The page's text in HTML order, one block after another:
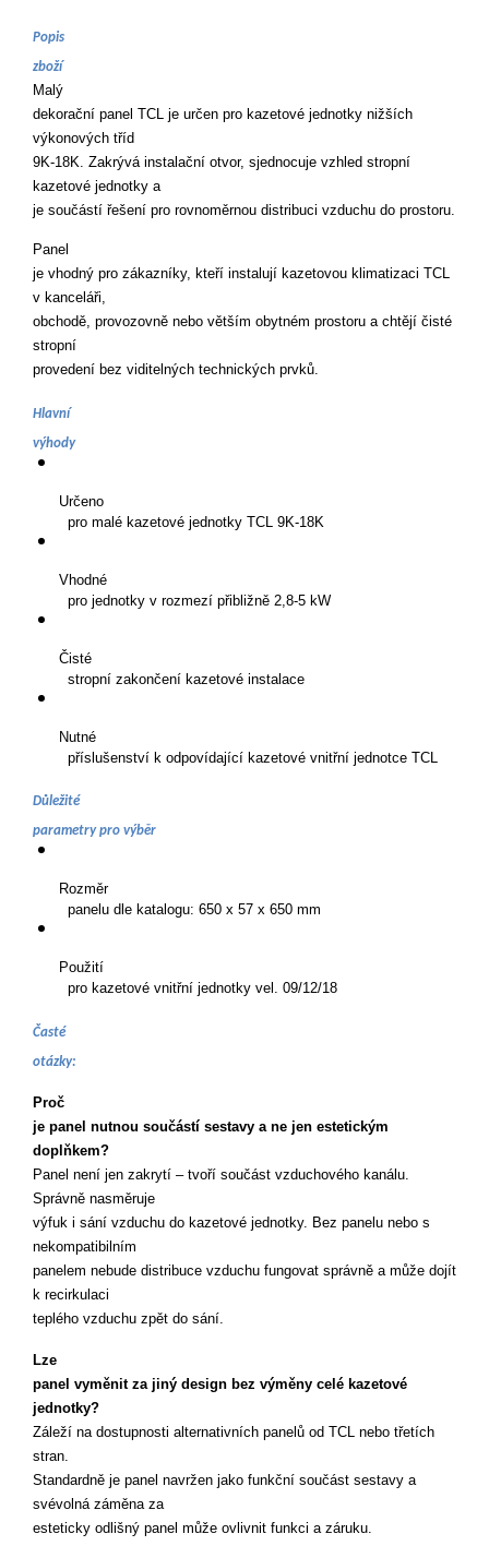
Popis
zboží
Malý
dekorační panel TCL je určen pro kazetové jednotky nižších
výkonových tříd
9K-18K. Zakrývá instalační otvor, sjednocuje vzhled stropní
kazetové jednotky a
je součástí řešení pro rovnoměrnou distribuci vzduchu do prostoru.
Panel
je vhodný pro zákazníky, kteří instalují kazetovou klimatizaci TCL
v kanceláři,
obchodě, provozovně nebo větším obytném prostoru a chtějí čisté
stropní
provedení bez viditelných technických prvků.
Hlavní
výhody
Určeno
  pro malé kazetové jednotky TCL 9K-18K
Vhodné
  pro jednotky v rozmezí přibližně 2,8-5 kW
Čisté
  stropní zakončení kazetové instalace
Nutné
  příslušenství k odpovídající kazetové vnitřní jednotce TCL
Důležité
parametry pro výběr
Rozměr
  panelu dle katalogu: 650 x 57 x 650 mm
Použití
  pro kazetové vnitřní jednotky vel. 09/12/18
Časté
otázky:
Proč
je panel nutnou součástí sestavy a ne jen estetickým
doplňkem?
Panel není jen zakrytí – tvoří součást vzduchového kanálu.
Správně nasměruje
výfuk i sání vzduchu do kazetové jednotky. Bez panelu nebo s
nekompatibilním
panelem nebude distribuce vzduchu fungovat správně a může dojít
k recirkulaci
teplého vzduchu zpět do sání.
Lze
panel vyměnit za jiný design bez výměny celé kazetové
jednotky?
Záleží na dostupnosti alternativních panelů od TCL nebo třetích
stran.
Standardně je panel navržen jako funkční součást sestavy a
svévolná záměna za
esteticky odlišný panel může ovlivnit funkci a záruku.